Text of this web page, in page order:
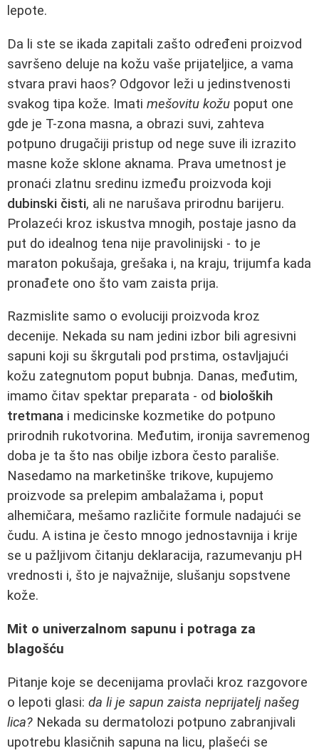
lepote.
Da li ste se ikada zapitali zašto određeni proizvod
savršeno deluje na kožu vaše prijateljice, a vama
stvara pravi haos? Odgovor leži u jedinstvenosti
svakog tipa kože. Imati mešovitu kožu poput one
gde je T-zona masna, a obrazi suvi, zahteva
potpuno drugačiji pristup od nege suve ili izrazito
masne kože sklone aknama. Prava umetnost je
pronaći zlatnu sredinu između proizvoda koji
dubinski čisti, ali ne narušava prirodnu barijeru.
Prolazeći kroz iskustva mnogih, postaje jasno da
put do idealnog tena nije pravolinijski - to je
maraton pokušaja, grešaka i, na kraju, trijumfa kada
pronađete ono što vam zaista prija.
Razmislite samo o evoluciji proizvoda kroz
decenije. Nekada su nam jedini izbor bili agresivni
sapuni koji su škrgutali pod prstima, ostavljajući
kožu zategnutom poput bubnja. Danas, međutim,
imamo čitav spektar preparata - od bioloških
tretmana i medicinske kozmetike do potpuno
prirodnih rukotvorina. Međutim, ironija savremenog
doba je ta što nas obilje izbora često parališe.
Nasedamo na marketinške trikove, kupujemo
proizvode sa prelepim ambalažama i, poput
alhemičara, mešamo različite formule nadajući se
čudu. A istina je često mnogo jednostavnija i krije
se u pažljivom čitanju deklaracija, razumevanju pH
vrednosti i, što je najvažnije, slušanju sopstvene
kože.
Mit o univerzalnom sapunu i potraga za
blagošću
Pitanje koje se decenijama provlači kroz razgovore
o lepoti glasi: da li je sapun zaista neprijatelj našeg
lica? Nekada su dermatolozi potpuno zabranjivali
upotrebu klasičnih sapuna na licu, plašeći se